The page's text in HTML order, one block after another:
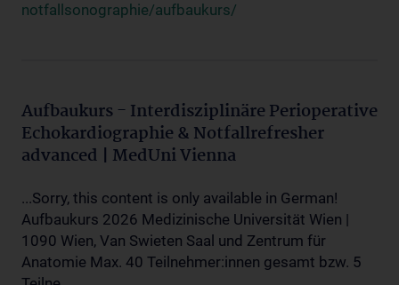
notfallsonographie/aufbaukurs/
Aufbaukurs - Interdisziplinäre Perioperative
Echokardiographie & Notfallrefresher
advanced | MedUni Vienna
...Sorry, this content is only available in German!
Aufbaukurs 2026 Medizinische Universität Wien |
1090 Wien, Van Swieten Saal und Zentrum für
Anatomie Max. 40 Teilnehmer:innen gesamt bzw. 5